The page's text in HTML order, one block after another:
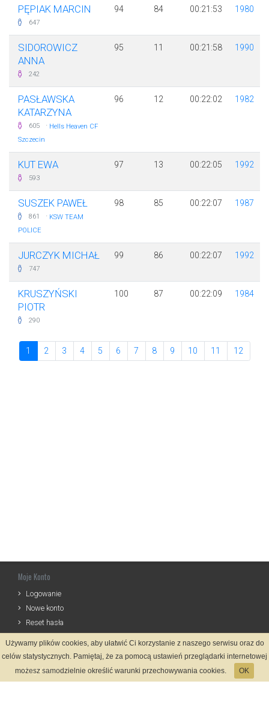
PĘPIAK MARCIN
647
94 84 00:21:53 1980
SIDOROWICZ
ANNA
242
95 11 00:21:58 1990
PASŁAWSKA
KATARZYNA
605 · Hells Heaven CF
Szczecin
96 12 00:22:02 1982
KUT EWA
593
97 13 00:22:05 1992
SUSZEK PAWEŁ
861 · KSW TEAM
POLICE
98 85 00:22:07 1987
JURCZYK MICHAŁ
747
99 86 00:22:07 1992
KRUSZYŃSKI
PIOTR
290
100 87 00:22:09 1984
1 2 3 4 5 6 7 8 9 10 11 12
Moje Konto
Logowanie
Nowe konto
Reset hasła
Informacje
Regulamin
Używamy plików cookies, aby ułatwić Ci korzystanie z naszego serwisu oraz do
celów statystycznych. Pamiętaj, że za pomocą ustawień przeglądarki internetowej
możesz samodzielnie określić warunki przechowywania cookies.
OK